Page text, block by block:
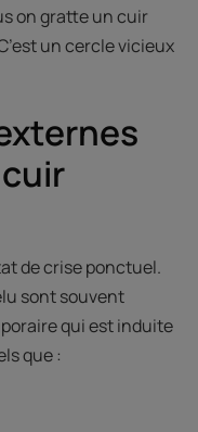
on gratte un cuir
un cercle vicieux
de crise ponctuel.
sont souvent
qui est induite
que :